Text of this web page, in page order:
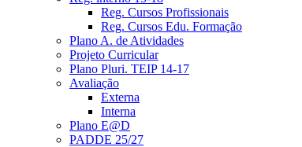
Reg. Cursos Profissionais
Reg. Cursos Edu. Formação
Plano A. de Atividades
Projeto Curricular
Plano Pluri. TEIP 14-17
Avaliação
Externa
Interna
Plano E@D
PADDE 25/27